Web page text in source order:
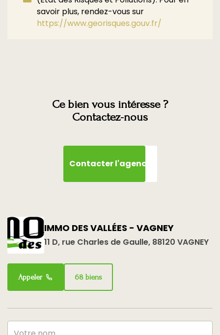
copropriété
Surface terrain
1000 m2
Concerné par un
Etat des Risques et
Oui
d'établissement
Etat des Risques et
Pollutions(ERP)
savoir plus, rendez-vous sur
https://www.georisques.gouv.fr/
Ce bien vous intéresse ?
Contactez-nous
Contacter l'agence
IMMO DES VALLÉES - VAGNEY
11 D, rue Charles de Gaulle, 88120 VAGNEY
Appeler 68 biens